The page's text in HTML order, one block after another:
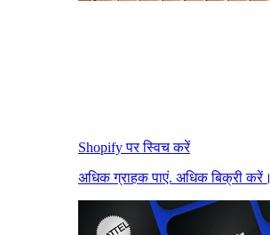
Shopify पर स्विच करें
अधिक ग्राहक पाएं. अधिक बिक्री करें।